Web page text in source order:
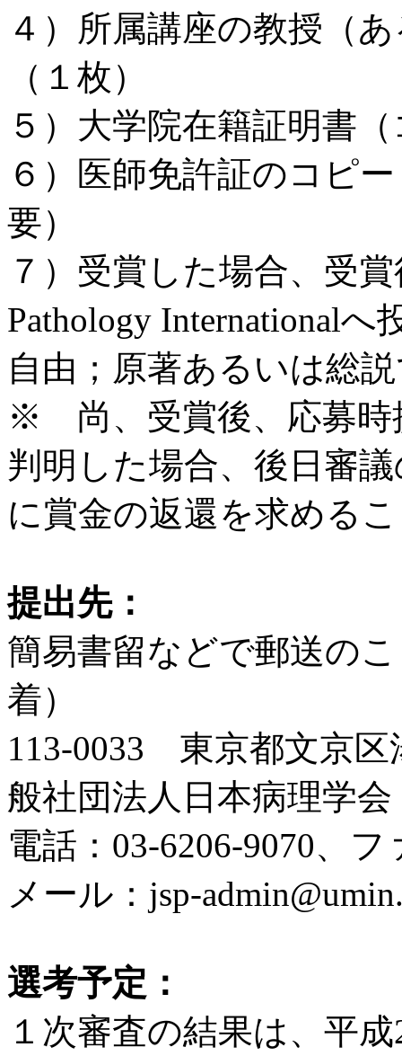
４）所属講座の教授（
（１枚）
５）大学院在籍証明書
６）医師免許証のコピ
要）
７）受賞した場合、受
Pathology International
自由；原著あるいは総
※ 尚、受賞後、応募時
判明した場合、後日審
に賞金の返還を求める
提出先：
簡易書留などで郵送の
着）
113-0033 東京都文京
般社団法人日本病理学会
電話：03-6206-9070、
メール：jsp-
選考予定：
１次審査の結果は、平